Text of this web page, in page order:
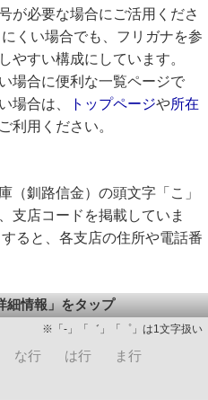
が必要な場合にご活用くださ
くい場合でも、フリガナを参
やすい構成にしています。
場合に便利な一覧ページで
場合は、
トップページや所在
利用ください。
（釧路信金）の頭文字「こ」
支店コードを掲載していま
ると、各支店の住所や電話番
細情報」をタップ
※「-」「゛」「゜」は1文字扱い
な行 は行
ま行